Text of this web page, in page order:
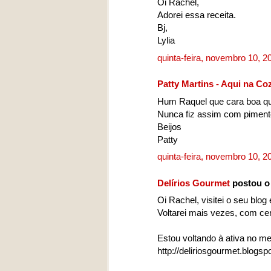
Oi Rachel,
Adorei essa receita.
Bj,
Lylia
quinta-feira, novembro 10,
Patty Martins - Aqui na
Hum Raquel que cara boa
Nunca fiz assim com
Beijos
Patty
quinta-feira, novembro 10,
Delírios Gourmet postou
Oi Rachel, visitei o seu blog
Voltarei mais vezes, com
Estou voltando à ativa no
http://